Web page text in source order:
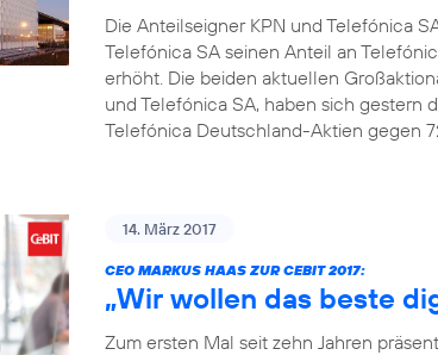
Die Anteilseigner KPN und Telefónica
Telefónica SA seinen Anteil an
erhöht. Die beiden aktuellen
und Telefónica SA, haben sich gestern
Telefónica Deutschland-Aktien gegen
14. März 2017
CEO MARKUS HAAS ZUR CEBIT 2017:
„Wir wollen das beste
Zum ersten Mal seit zehn Jahren